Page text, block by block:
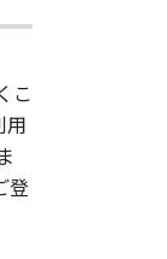
こ
用
登